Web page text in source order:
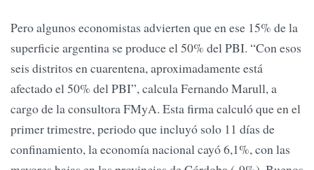
Pero algunos economistas advierten que en ese 15% de la
superficie argentina se produce el 50% del PBI. “Con esos
seis distritos en cuarentena, aproximadamente está
afectado el 50% del PBI”, calcula Fernando Marull, a
cargo de la consultora FMyA. Esta firma calculó que en el
primer trimestre, periodo que incluyó solo 11 días de
confinamiento, la economía nacional cayó 6,1%, con las